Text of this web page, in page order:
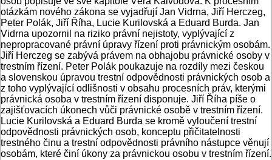
otázkám nového zákona se vyjadřují Jan Vidrna, Jiří Herczeg,
Peter Polák, Jiří Říha, Lucie Kurilovská a Eduard Burda. Jan
Vidrna upozornil na riziko právní nejisto­ty, vyplývající z
nepropracované právní úpravy řízení proti právnickým osobám.
Jiří Herczeg se zabývá právem na obha­jobu právnické osoby v
trestním řízení. Peter Polák poukazuje na rozdíly me­zi českou
a slovenskou úpravou trestní odpovědnosti právnických osob a
z to­ho vyplývající odlišnosti v obsahu pro­cesních práv, kterými
právnická osoba v trestním řízení disponuje. Jiří Říha píše o
zajišťovacích úkonech vůči právnické osobě v trestním řízení.
Lucie Kurilov­ská a Eduard Burda se kromě vyloučení trestní
odpovědnosti právnických osob, konceptu přičitatelnosti
trestného činu a trestní odpovědnosti právního nástupce věnují
osobám, které činí úkony za práv­nickou osobu v trestním řízení.